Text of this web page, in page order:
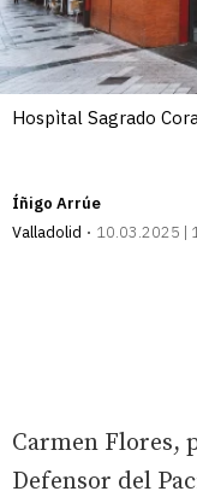
Hospìtal Sagrado
Íñigo Arrúe
Valladolid
10.03.2025 |
Carmen Flores,
Defensor del